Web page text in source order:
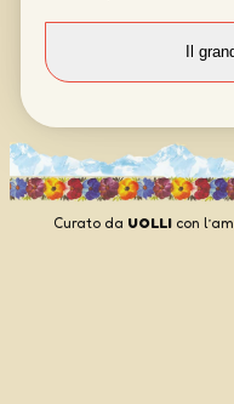
Curato da UOLLIcon